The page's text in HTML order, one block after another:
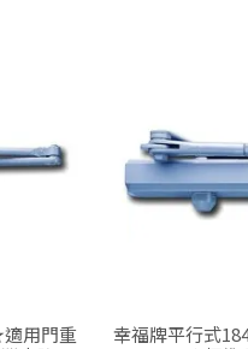
用門重
幸福牌平行式